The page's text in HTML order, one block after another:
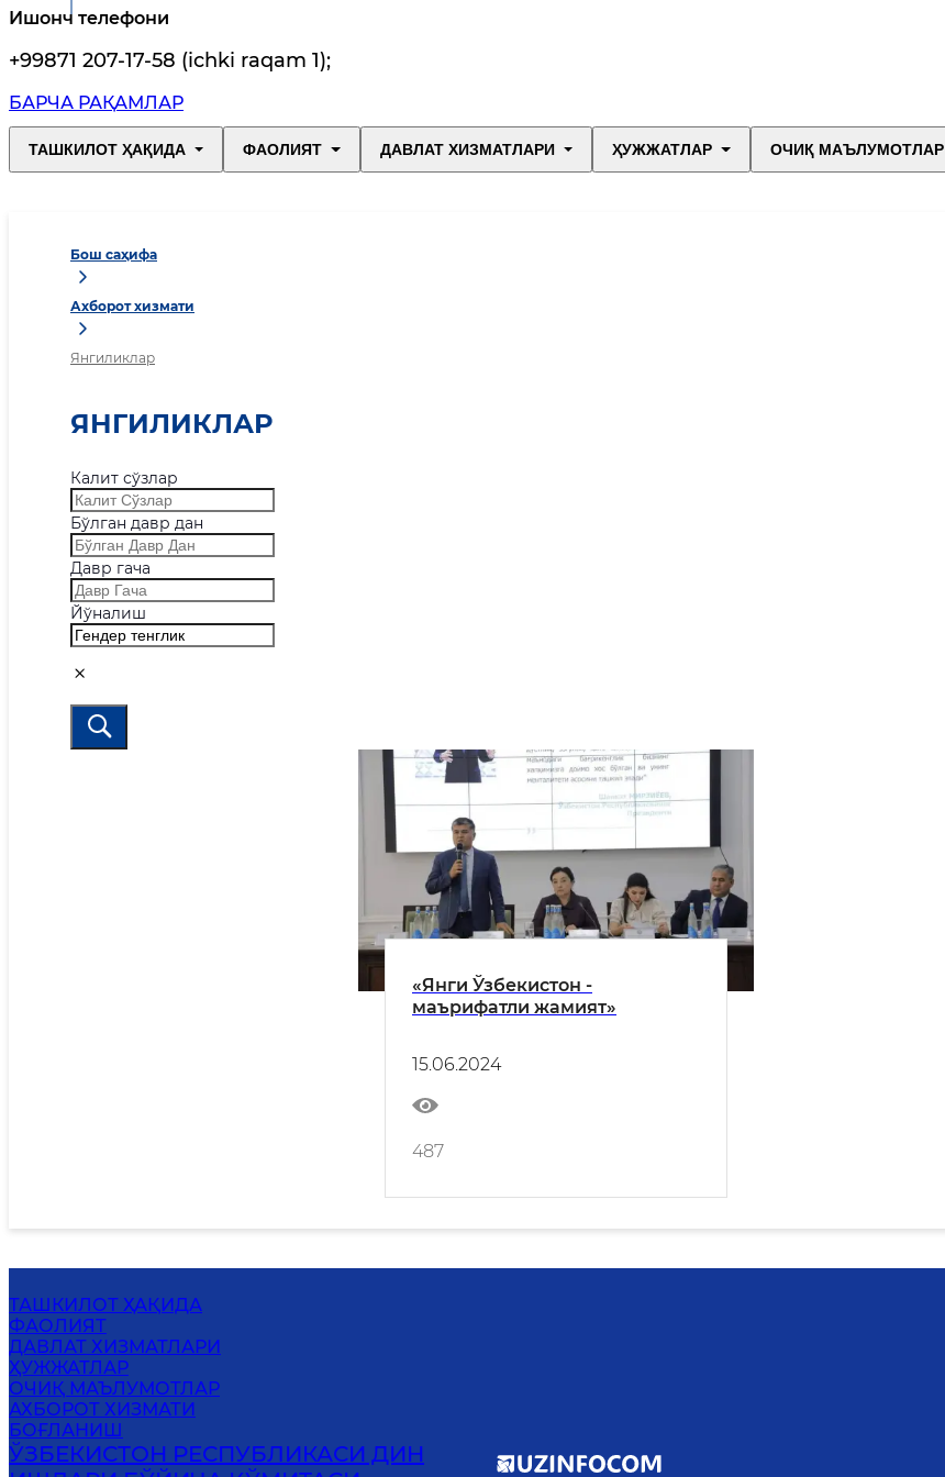
Ишонч телефони
+99871 207-17-58 (ichki raqam 1);
БАРЧА РАҚАМЛАР
ТАШКИЛОТ ҲАҚИДА ФАОЛИЯТ ДАВЛАТ ХИЗМАТЛАРИ ҲУЖЖАТЛАР ОЧИҚ МАЪЛУМОТЛАР
Бош саҳифа
Ахборот хизмати
Янгиликлар
ЯНГИЛИКЛАР
Калит сўзлар
Бўлган давр дан
Давр гача
Йўналиш
«Янги Ўзбекистон -
маърифатли жамият»
15.06.2024
487
ТАШКИЛОТ ҲАҚИДА
ФАОЛИЯТ
ДАВЛАТ ХИЗМАТЛАРИ
ҲУЖЖАТЛАР
ОЧИҚ МАЪЛУМОТЛАР
АХБОРОТ ХИЗМАТИ
БОҒЛАНИШ
ЎЗБЕКИСТОН РЕСПУБЛИКАСИ ДИН